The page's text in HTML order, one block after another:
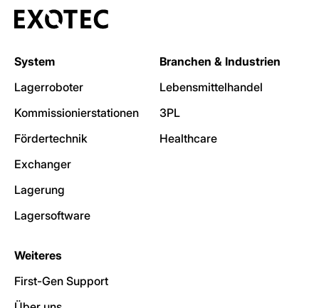
System
Lagerroboter
Kommissionierstationen
Fördertechnik
Exchanger
Lagerung
Lagersoftware
Branchen & Industrien
Lebensmittelhandel
3PL
Healthcare
Weiteres
First-Gen Support